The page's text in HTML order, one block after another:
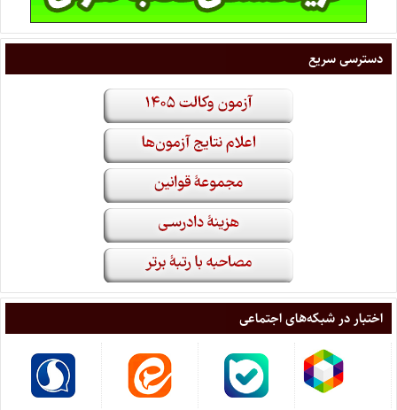
دسترسی سریع
اختبار در شبکه‌های اجتماعی